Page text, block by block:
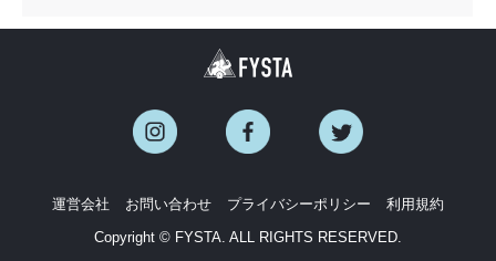
運営会社 お問い合わせ プライバシーポリシー
利用規約
Copyright © FYSTA. ALL RIGHTS RESERVED.